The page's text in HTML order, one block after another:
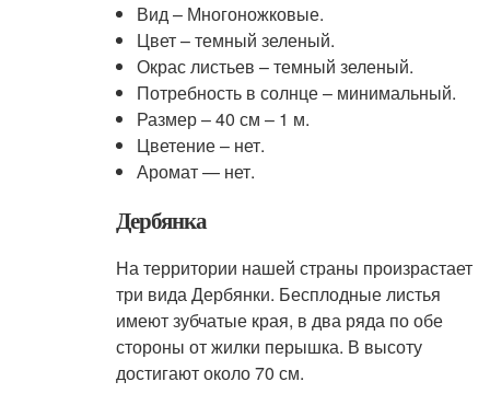
Вид – Многоножковые.
Цвет – темный зеленый.
Окрас листьев – темный зеленый.
Потребность в солнце – минимальный.
Размер – 40 см – 1 м.
Цветение – нет.
Аромат — нет.
Дербянка
На территории нашей страны произрастает
три вида Дербянки. Бесплодные листья
имеют зубчатые края, в два ряда по обе
стороны от жилки перышка. В высоту
достигают около 70 см.